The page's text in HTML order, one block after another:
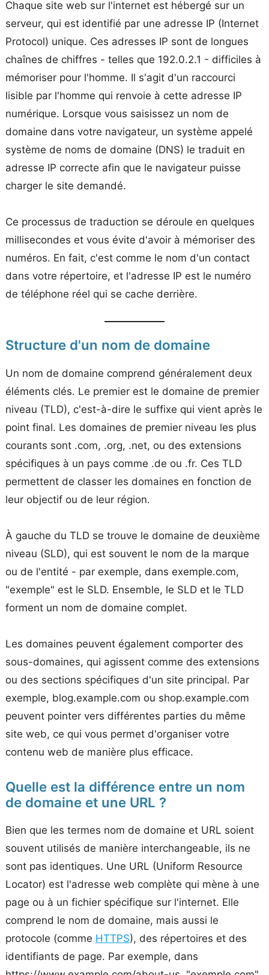
Chaque site web sur l'internet est hébergé sur un
serveur, qui est identifié par une adresse IP (Internet
Protocol) unique. Ces adresses IP sont de longues
chaînes de chiffres - telles que 192.0.2.1 - difficiles à
mémoriser pour l'homme. Il s'agit d'un raccourci
lisible par l'homme qui renvoie à cette adresse IP
numérique. Lorsque vous saisissez un nom de
domaine dans votre navigateur, un système appelé
système de noms de domaine (DNS) le traduit en
adresse IP correcte afin que le navigateur puisse
charger le site demandé.
Ce processus de traduction se déroule en quelques
millisecondes et vous évite d'avoir à mémoriser des
numéros. En fait, c'est comme le nom d'un contact
dans votre répertoire, et l'adresse IP est le numéro
de téléphone réel qui se cache derrière.
Structure d'un nom de domaine
Un nom de domaine comprend généralement deux
éléments clés. Le premier est le domaine de premier
niveau (TLD), c'est-à-dire le suffixe qui vient après le
point final. Les domaines de premier niveau les plus
courants sont .com, .org, .net, ou des extensions
spécifiques à un pays comme .de ou .fr. Ces TLD
permettent de classer les domaines en fonction de
leur objectif ou de leur région.
À gauche du TLD se trouve le domaine de deuxième
niveau (SLD), qui est souvent le nom de la marque
ou de l'entité - par exemple, dans exemple.com,
"exemple" est le SLD. Ensemble, le SLD et le TLD
forment un nom de domaine complet.
Les domaines peuvent également comporter des
sous-domaines, qui agissent comme des extensions
ou des sections spécifiques d'un site principal. Par
exemple, blog.example.com ou shop.example.com
peuvent pointer vers différentes parties du même
site web, ce qui vous permet d'organiser votre
contenu web de manière plus efficace.
Quelle est la différence entre un nom
de domaine et une URL ?
Bien que les termes nom de domaine et URL soient
souvent utilisés de manière interchangeable, ils ne
sont pas identiques. Une URL (Uniform Resource
Locator) est l'adresse web complète qui mène à une
page ou à un fichier spécifique sur l'internet. Elle
comprend le nom de domaine, mais aussi le
protocole (comme HTTPS), des répertoires et des
identifiants de page. Par exemple, dans